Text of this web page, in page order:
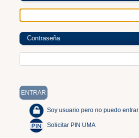
Contraseña
Soy usuario pero no puedo entrar
Solicitar PIN UMA